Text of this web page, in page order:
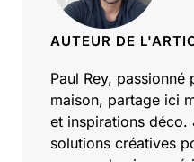
AUTEUR DE
Paul Rey,
maison, partage ici
et inspirations
solutions créatives